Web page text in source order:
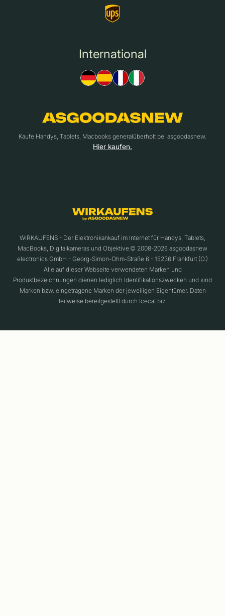
International
Kaufe Handys, Tablets, Macbooks generalüberholt bei asgoodasnew.
Hier kaufen.
WIRKAUFENS - Der Elektronikankauf im Internet für Handys, Tablets,
MacBooks, Digitalkameras und Objektive.© 2008-2026 asgoodasnew
electronics GmbH - Georg-Simon-Ohm-Straße 6 - 15236 Frankfurt (O.)
Alle auf dieser Webseite verwendeten Marken und
Produktbezeichnungen dienen lediglich Identifikationszwecken und sind
Marken bzw. eingetragene Marken der jeweiligen Eigentümer. Daten
teilweise bereitgestellt durch Icecat.biz.